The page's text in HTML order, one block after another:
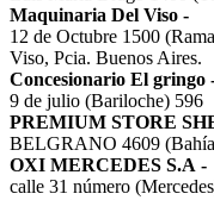
Maquinaria Del Viso -
12 de Octubre 1500
Viso, Pcia. Buenos Aires.
Concesionario El gringo
9 de julio (Bariloche) 596
PREMIUM STORE
BELGRANO 4609
OXI MERCEDES S.A -
calle 31 número